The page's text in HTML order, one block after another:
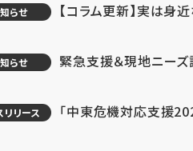
らせ 【コラム更新】実は身
らせ 緊急支援＆現地ニー
リリース 「中東危機対応支援